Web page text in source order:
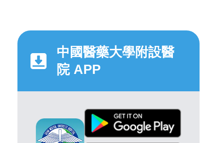
中國醫藥大學附設醫
院 APP